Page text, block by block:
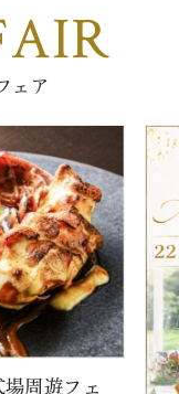
ェア
周遊フェ